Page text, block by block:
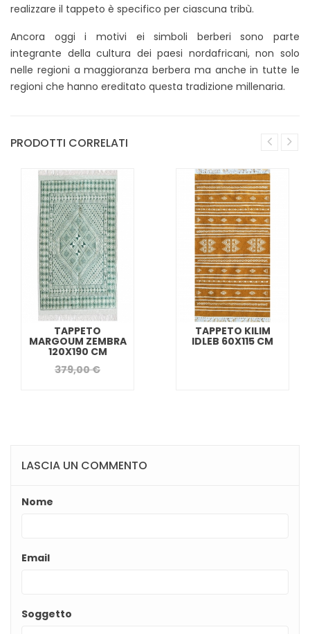
realizzare il tappeto è specifico per ciascuna tribù.
Ancora oggi i motivi ei simboli berberi sono parte
integrante della cultura dei paesi nordafricani, non solo
nelle regioni a maggioranza berbera ma anche in tutte le
regioni che hanno ereditato questa tradizione millenaria.
PRODOTTI CORRELATI
TAPPETO
MARGOUM ZEMBRA
120X190 CM
379,00 €
TAPPETO KILIM
IDLEB 60X115 CM
LASCIA UN COMMENTO
Nome
Email
Soggetto